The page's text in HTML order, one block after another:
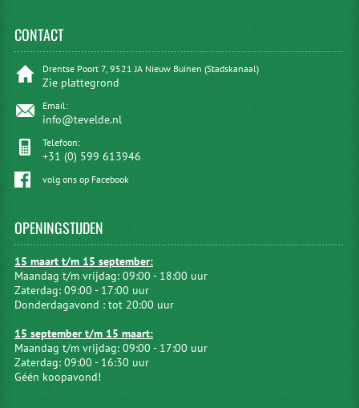
CONTACT
Drentse Poort 7, 9521 JA Nieuw Buinen (Stadskanaal)
Zie plattegrond
Email:
info@tevelde.nl
Telefoon:
+31 (0) 599 613946
volg ons op Facebook
OPENINGSTIJDEN
15 maart t/m 15 september:
Maandag t/m vrijdag: 09:00 - 18:00 uur
Zaterdag: 09:00 - 17:00 uur
Donderdagavond : tot 20:00 uur
15 september t/m 15 maart:
Maandag t/m vrijdag: 09:00 - 17:00 uur
Zaterdag: 09:00 - 16:30 uur
Géén koopavond!